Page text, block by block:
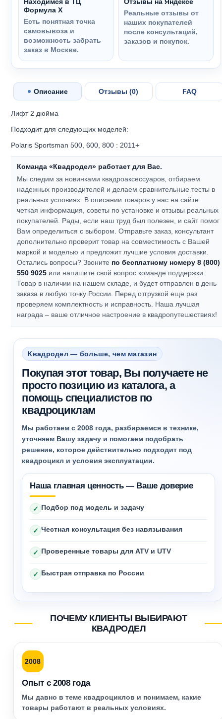
Формула Х
Есть понятная точка
самовывоза и
возможность забрать
заказ в Москве.
Реальные отзывы от
наших покупателей
после консультаций,
заказов и покупок.
Описание Отзывы (0) FAQ
Лифт 2 дюйма
Подходит для следующих моделей:
Polaris Sportsman 500, 600, 800 : 2011+
Команда «Квадродел» работает для Вас.
Мы следим за новинками квадроаксессуаров, отбираем
надежных производителей и делаем сравнительные тесты в
реальных условиях. В описании товаров у нас на сайте:
четкая информация, советы по установке и отзывы реальных
покупателей. Рады, если наш труд был полезен, и сайт помог
Вам определиться с выбором.Отправьте заказ, консультант
дополнительно проверит товар на совместимость с Вашей
маркой и моделью и предложит лучшие условия доставки.
Остались вопросы? Звоните по бесплатному номеру 8 (800)
550 9025 или напишите свой вопрос команде поддержки.
Товар в наличии на нашем складе, и будет отправлен в день
заказа в любую точку России. Перед отгрузкой еще раз
проверяем комплектность и исправность. Наша лучшая
награда – ваше отличное настроение в квадропутешествиях!
Квадродел — больше, чем магазин
Покупая этот товар, Вы получаете не
просто позицию из каталога, а
помощь специалистов по
квадроциклам
Мы работаем с 2008 года, разбираемся в технике,
уточняем Вашу задачу и помогаем подобрать
решение, которое действительно подходит под
квадроцикл и условия эксплуатации.
Наша главная ценность — Ваше доверие
✓ Подбор под модель и задачу
✓ Честная консультация без навязывания
✓ Проверенные товары для ATV и UTV
✓ Быстрая отправка по России
ПОЧЕМУ КЛИЕНТЫ ВЫБИРАЮТ
КВАДРОДЕЛ
2008
Опыт с 2008 года
Мы давно в теме квадроциклов и понимаем, какие
товары работают в реальных условиях.